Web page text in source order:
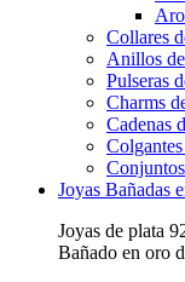
Collares
Anillos
Pulseras
Charms
Cadenas
Joyas Bañadas
Joyas de plata
Bañado en oro